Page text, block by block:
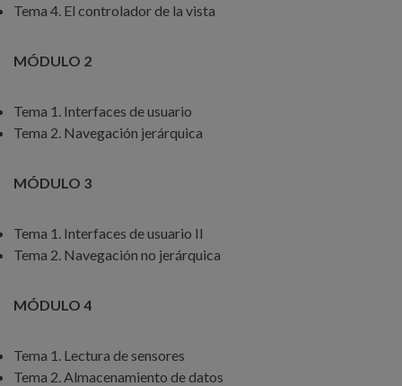
Tema 4. El controlador de la vista
MÓDULO 2
Tema 1. Interfaces de usuario
Tema 2. Navegación jerárquica
MÓDULO 3
Tema 1. Interfaces de usuario II
Tema 2. Navegación no jerárquica
MÓDULO 4
Tema 1. Lectura de sensores
Tema 2. Almacenamiento de datos